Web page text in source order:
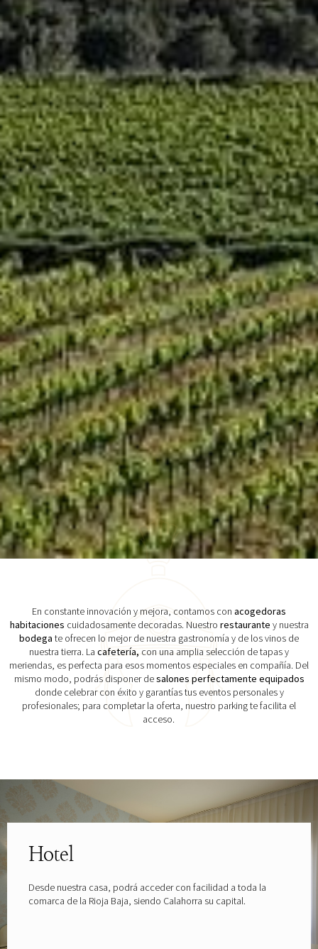
En constante innovación y mejora, contamos con acogedoras
habitaciones cuidadosamente decoradas. Nuestro restaurante y nuestra
bodega te ofrecen lo mejor de nuestra gastronomía y de los vinos de
nuestra tierra. La cafetería, con una amplia selección de tapas y
meriendas, es perfecta para esos momentos especiales en compañía. Del
mismo modo, podrás disponer desalones perfectamente equipados
donde celebrar con éxito y garantías tus eventos personales y
profesionales; para completar la oferta, nuestro parking te facilita el
acceso.
Hotel
Desde nuestra casa, podrá acceder con facilidad a toda la
comarca de la Rioja Baja, siendo Calahorra su capital.